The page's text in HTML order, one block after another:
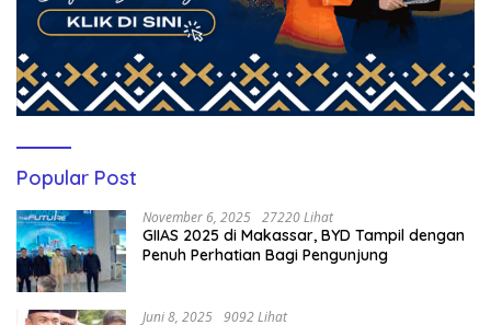
Popular Post
November 6, 2025 27220 Lihat
GIIAS 2025 di Makassar, BYD Tampil dengan
Penuh Perhatian Bagi Pengunjung
Juni 8, 2025 9092 Lihat